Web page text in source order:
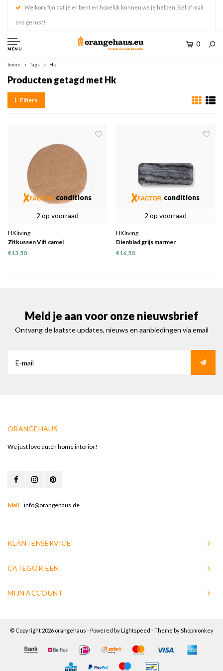
Welkom, fijn dat je er bent en hopelijk kunnen we je helpen. Bel of mail
ons gerust!
MENU
0
home Tags Hk
Producten getagd met Hk
Filters
2 op voorraad
conditions
HKliving
Zitkussen Vilt camel
€13,50
2 op voorraad
conditions
HKliving
Dienblad grijs marmer
€16,50
Meld je aan voor onze nieuwsbrief
Ontvang de laatste updates, nieuws en aanbiedingen via email
ORANGEHAUS
We just love dutch home interior!
Mail info@orangehaus.de
KLANTENSERVICE
CATEGORIEËN
MIJN ACCOUNT
© Copyright 2026 orangehaus - Powered by Lightspeed - Theme byShopmonkey